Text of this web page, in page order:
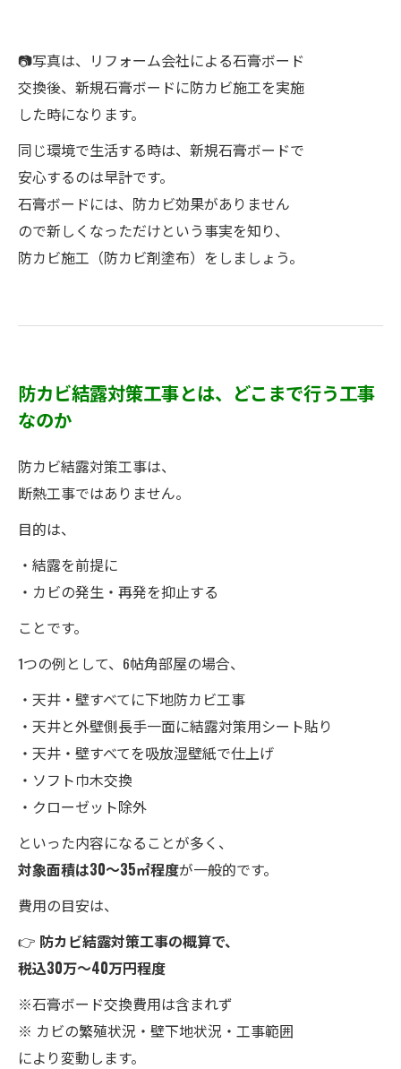
📷写真は、リフォーム会社による石膏ボード
交換後、新規石膏ボードに防カビ施工を実施
した時になります。
同じ環境で生活する時は、新規石膏ボードで
安心するのは早計です。
石膏ボードには、防カビ効果がありません
ので新しくなっただけという事実を知り、
防カビ施工（防カビ剤塗布）をしましょう。
防カビ結露対策工事とは、どこまで行う工事
なのか
防カビ結露対策工事は、
断熱工事ではありません。
目的は、
・結露を前提に
・カビの発生・再発を抑止する
ことです。
1つの例として、6帖角部屋の場合、
・天井・壁すべてに下地防カビ工事
・天井と外壁側長手一面に結露対策用シート貼り
・天井・壁すべてを吸放湿壁紙で仕上げ
・ソフト巾木交換
・クローゼット除外
といった内容になることが多く、
対象面積は30〜35㎡程度が一般的です。
費用の目安は、
👉 防カビ結露対策工事の概算で、
税込30万〜40万円程度
※石膏ボード交換費用は含まれず
※ カビの繁殖状況・壁下地状況・工事範囲
により変動します。